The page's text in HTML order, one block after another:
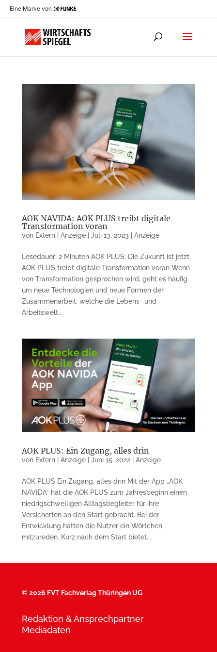
Eine Marke von
AOK NAVIDA: AOK PLUS treibt digitale
Transformation voran
von Extern | Anzeige| Juli 13, 2023 Anzeige
Lesedauer: 2 Minuten AOK PLUS: Die Zukunft ist jetzt
AOK PLUS treibt digitale Transformation voran Wenn
von Transformation gespro­chen wird, geht es häufig
um neue Tech­nologien und neue Formen der
Zusammenarbeit, wel­che die Le­bens- und
Arbeitswelt...
AOK PLUS: Ein Zugang, alles drin
von Extern | Anzeige| Juni 15, 2022| Anzeige
AOK PLUS Ein Zugang, alles drin Mit der App „AOK
NAVIDA“ hat die AOK PLUS zum Jahresbeginn einen
niedrigschwelligen Alltagsbegleiter für ihre
Versicherten an den Start gebracht. Bei der
Entwicklung hatten die Nutzer ein Wörtchen
mitzureden. Kurz nach dem Start bietet...
©2026 FVT Fachverlag Thüringen UG
Redaktion & Ansprechpartner
Mediadaten